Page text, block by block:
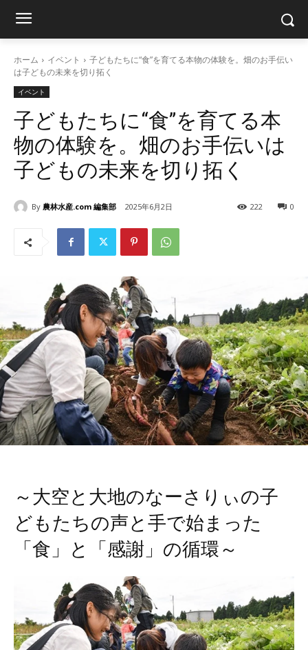
ホーム イベント
子どもたちに“食”を育てる本物の体験を。畑のお手伝い
は子どもの未来を切り拓く
イベント
子どもたちに“食”を育てる本
物の体験を。畑のお手伝いは
子どもの未来を切り拓く
By 農林水産.com 編集部 2025年6月2日 0
222
～大空と大地のなーさりぃの子
どもたちの声と手で始まった
「食」と「感謝」の循環～